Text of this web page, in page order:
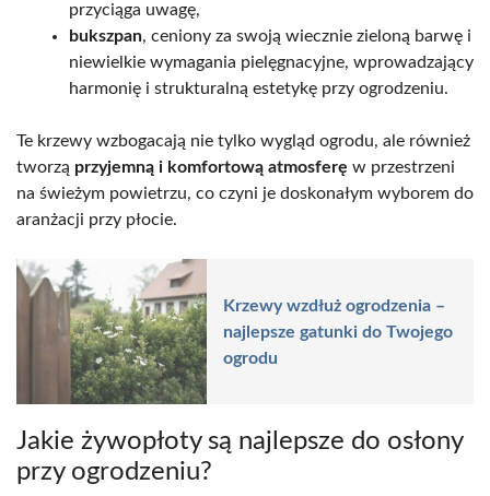
przyciąga uwagę,
bukszpan, ceniony za swoją wiecznie zieloną barwę i
niewielkie wymagania pielęgnacyjne, wprowadzający
harmonię i strukturalną estetykę przy ogrodzeniu.
Te krzewy wzbogacają nie tylko wygląd ogrodu, ale również
tworzą przyjemną i komfortową atmosferę w przestrzeni
na świeżym powietrzu, co czyni je doskonałym wyborem do
aranżacji przy płocie.
Krzewy wzdłuż ogrodzenia –
najlepsze gatunki do Twojego
ogrodu
Jakie żywopłoty są najlepsze do osłony
przy ogrodzeniu?